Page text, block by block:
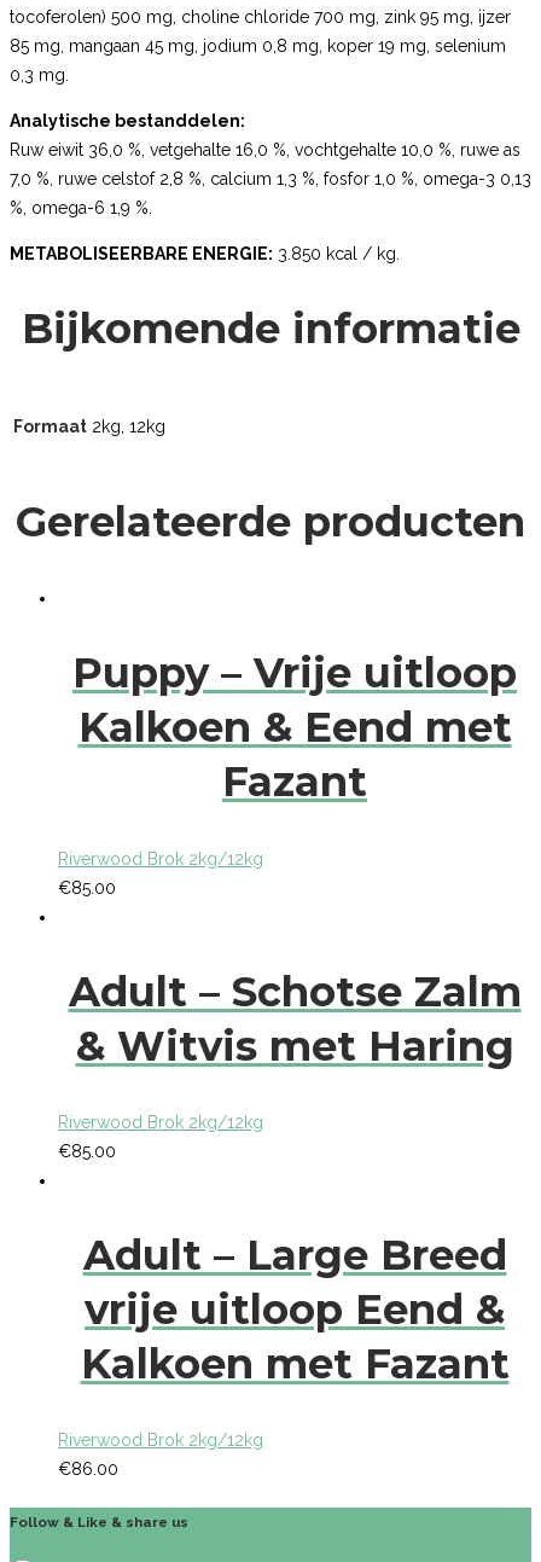
tocoferolen) 500 mg, choline chloride 700 mg, zink 95 mg, ijzer
85 mg, mangaan 45 mg, jodium 0,8 mg, koper 19 mg, selenium
0,3 mg.
Analytische bestanddelen:
Ruw eiwit 36,0 %, vetgehalte 16,0 %, vochtgehalte 10,0 %, ruwe as
7,0 %, ruwe celstof 2,8 %, calcium 1,3 %, fosfor 1,0 %, omega-3 0,13
%, omega-6 1,9 %.
METABOLISEERBARE ENERGIE: 3.850 kcal / kg.
Bijkomende informatie
Formaat 2kg, 12kg
Gerelateerde producten
Puppy – Vrije uitloop
Kalkoen & Eend met
Fazant
Riverwood Brok 2kg/12kg
€85.00
Adult – Schotse Zalm
& Witvis met Haring
Riverwood Brok 2kg/12kg
€85.00
Adult – Large Breed
vrije uitloop Eend &
Kalkoen met Fazant
Riverwood Brok 2kg/12kg
€86.00
Follow & Like & share us